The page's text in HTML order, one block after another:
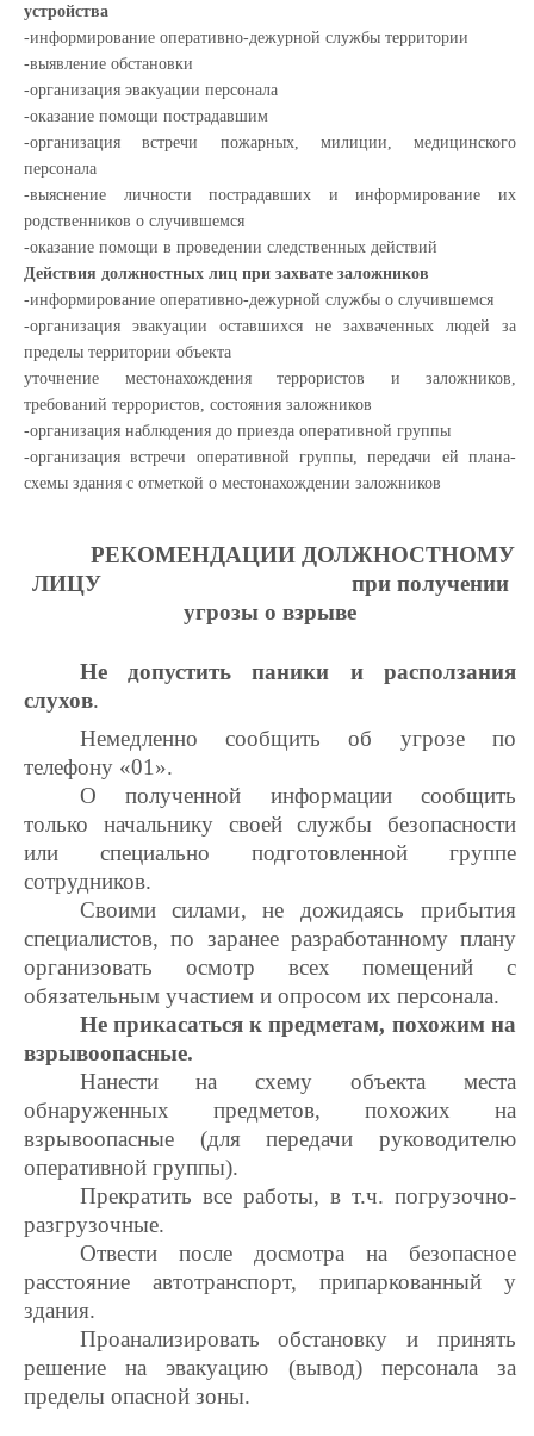
устройства
-информирование оперативно-дежурной службы территории
-выявление обстановки
-организация эвакуации персонала
-оказание помощи пострадавшим
-организация встречи пожарных, милиции, медицинского
персонала
-выяснение личности пострадавших и информирование их
родственников о случившемся
-оказание помощи в проведении следственных действий
Действия должностных лиц при захвате заложников
-информирование оперативно-дежурной службы о случившемся
-организация эвакуации оставшихся не захваченных людей за
пределы территории объекта
уточнение местонахождения террористов и заложников,
требований террористов, состояния заложников
-организация наблюдения до приезда оперативной группы
-организация встречи оперативной группы, передачи ей плана-
схемы здания с отметкой о местонахождении заложников
РЕКОМЕНДАЦИИ ДОЛЖНОСТНОМУ
ЛИЦУ при получении
угрозы о взрыве
Не допустить паники и расползания
слухов.
Немедленно сообщить об угрозе по
телефону «01».
О полученной информациисообщить
только начальнику своей службы безопасности
или специально подготовленной группе
сотрудников.
Своими силами, не дожидаясь прибытия
специалистов, по заранее разработанному плану
организовать осмотр всех помещений с
обязательным участием и опросом их персонала.
Не прикасаться к предметам, похожим на
взрывоопасные.
Нанести на схему объекта места
обнаруженных предметов, похожих на
взрывоопасные (для передачи руководителю
оперативной группы).
Прекратить все работы, в т.ч. погрузочно-
разгрузочные.
Отвести после досмотра на безопасное
расстояние автотранспорт, припаркованный у
здания.
Проанализировать обстановку и принять
решение на эвакуацию (вывод)
персонала за
пределы опасной зоны.